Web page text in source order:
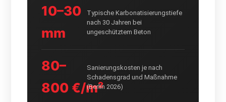
10–30
mm
Typische Karbonatisierungstiefe
nach 30 Jahren bei
ungeschütztem Beton
80–
800 €/m²
Sanierungskosten je nach
Schadensgrad und Maßnahme
(Berlin 2026)